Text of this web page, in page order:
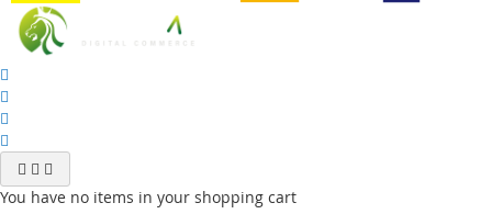
You have no items in your shopping cart